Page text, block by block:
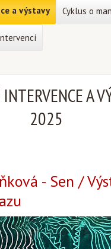
A
2025
- Sen /
a výstavy Cyklus o